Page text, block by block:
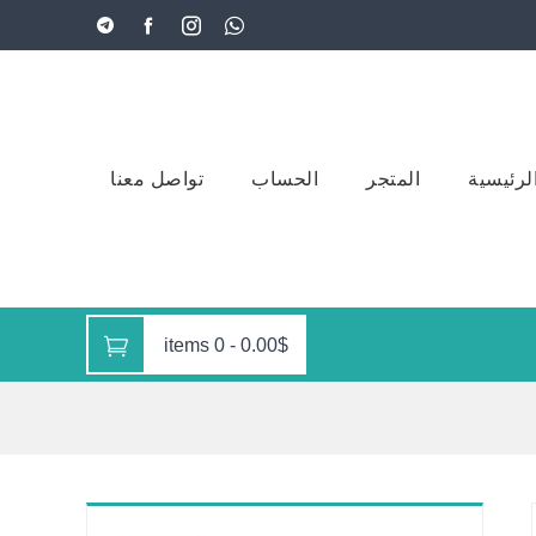
المتجر الحساب تواصل معنا
0.00$
-
0 items